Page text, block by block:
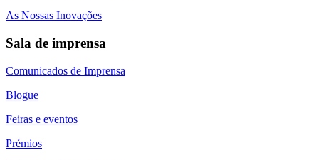
As Nossas Inovações
Sala de imprensa
Comunicados de Imprensa
Blogue
Feiras e eventos
Prémios